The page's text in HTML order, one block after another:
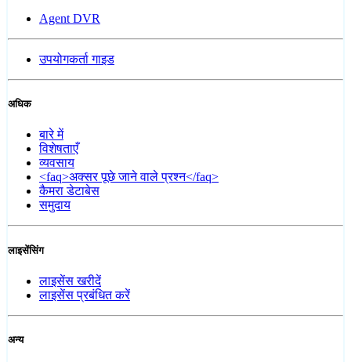
Agent DVR
उपयोगकर्ता गाइड
अधिक
बारे में
विशेषताएँ
व्यवसाय
<faq>अक्सर पूछे जाने वाले प्रश्न</faq>
कैमरा डेटाबेस
समुदाय
लाइसेंसिंग
लाइसेंस खरीदें
लाइसेंस प्रबंधित करें
अन्य